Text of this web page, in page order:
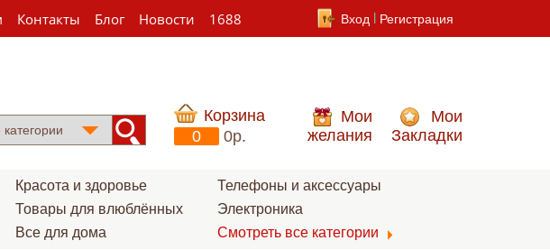
Контакты Блог Новости 1688 Вход Регистрация
Корзина
0
0p.
Мои
желания
Мои
Закладки
Красота и здоровье
Товары для влюблённых
Все для дома
Телефоны и аксессуары
Электроника
Смотреть все категории